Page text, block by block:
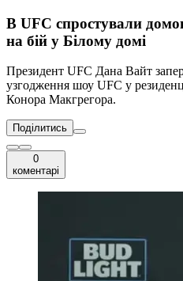
В UFC спростували
на бій у Білому домі
Президент UFC Дана Вайт
узгодження шоу UFC у
Конора Макгрегора.
Поділитись
0
коментарі